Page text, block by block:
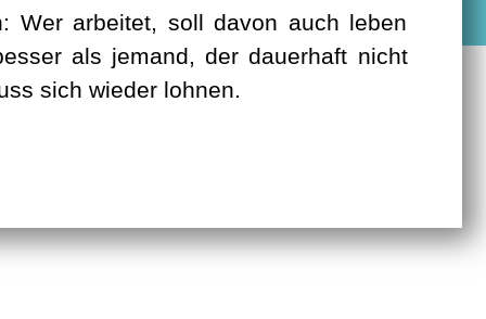
sich wieder lohnen.